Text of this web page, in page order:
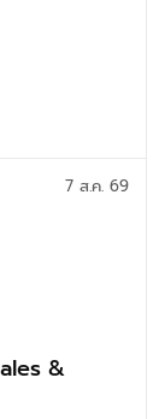
&
7 ส.ค. 69